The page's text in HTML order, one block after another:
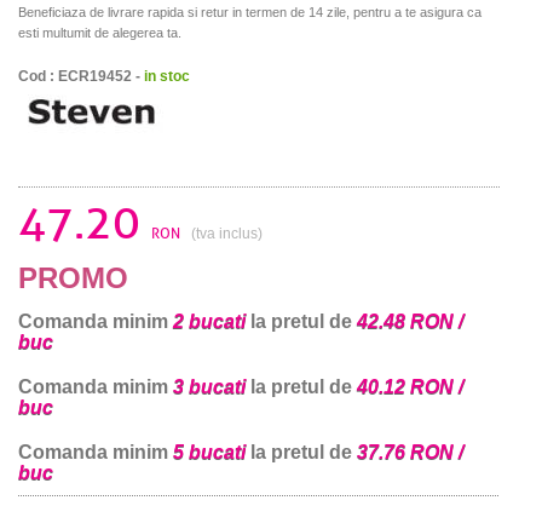
Beneficiaza de livrare rapida si retur in termen de 14 zile, pentru a te asigura ca
esti multumit de alegerea ta.
Cod : ECR19452 - in stoc
47.20 RON (tva inclus)
PROMO
Comanda minim 2 bucatila pretul de42.48 RON /
buc
Comanda minim 3 bucatila pretul de40.12 RON /
buc
Comanda minim 5 bucatila pretul de 37.76 RON /
buc